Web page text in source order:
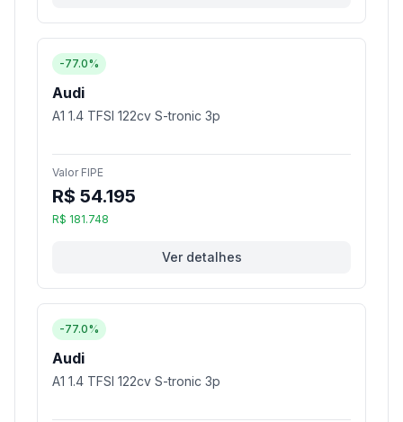
-77.0%
Audi
A1 1.4 TFSI 122cv S-tronic 3p
Valor FIPE
R$ 54.195
R$ 181.748
Ver detalhes
-77.0%
Audi
A1 1.4 TFSI 122cv S-tronic 3p